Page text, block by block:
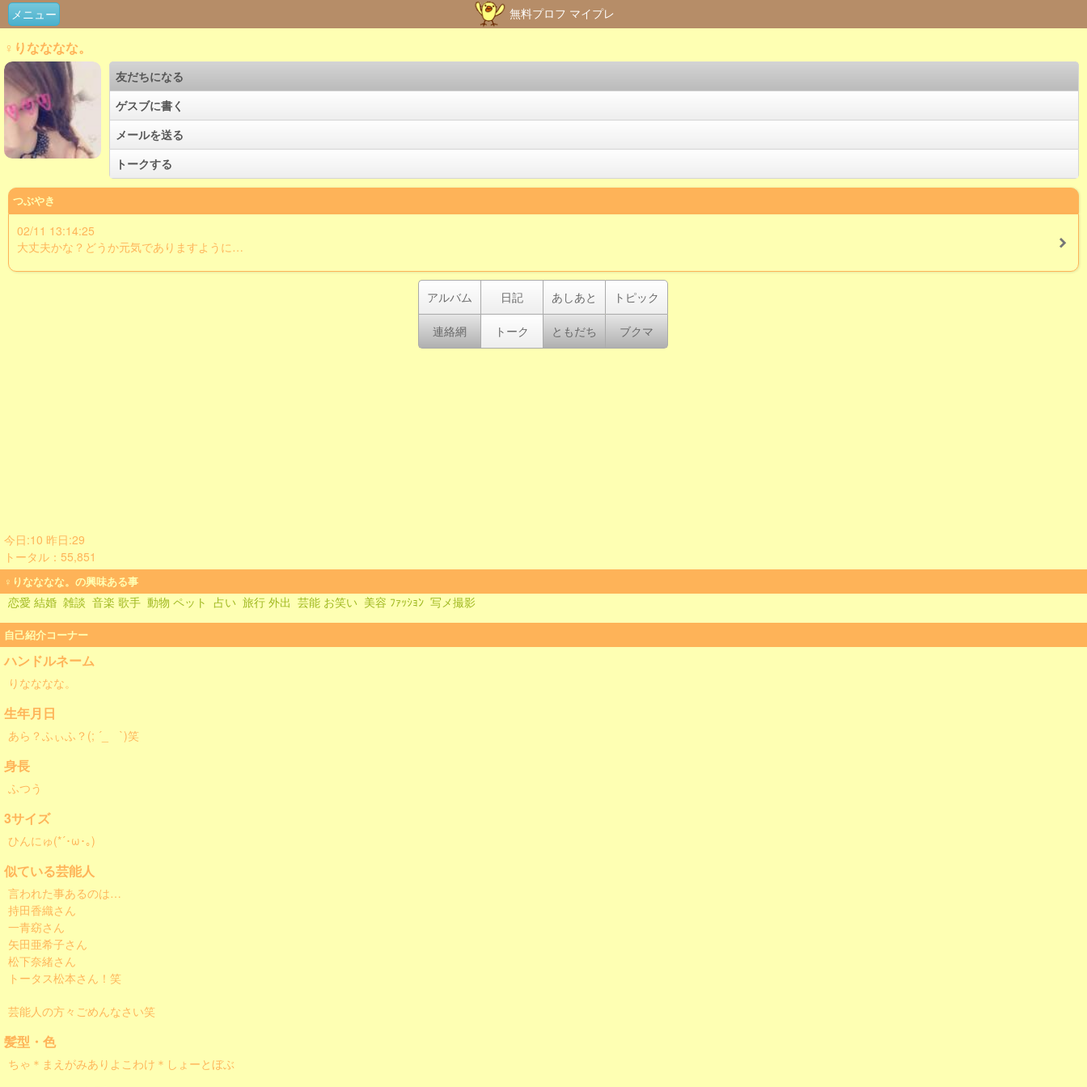
メニュー 無料プロフ マイプレ
♀りなななな。
友だちになる
ゲスブに書く
メールを送る
トークする
つぶやき
02/11 13:14:25
大丈夫かな？どうか元気でありますように…
アルバム 日記 あしあと トピック
連絡網 トーク ともだち ブクマ
今日:10 昨日:29
トータル：55,851
♀りなななな。の興味ある事
恋愛 結婚 雑談 音楽 歌手 動物 ペット 占い 旅行 外出 芸能 お笑い 美容 ﾌｧｯｼｮﾝ 写メ撮影
自己紹介コーナー
ハンドルネーム
りなななな。
生年月日
あら？ふぃふ？(; ´_ゝ`)笑
身長
ふつう
3サイズ
ひんにゅ(*´･ω･｡)
似ている芸能人
言われた事あるのは…
持田香織さん
一青窈さん
矢田亜希子さん
松下奈緒さん
トータス松本さん！笑
芸能人の方々ごめんなさい笑
髪型・色
ちゃ＊まえがみありよこわけ＊しょーとぼぶ